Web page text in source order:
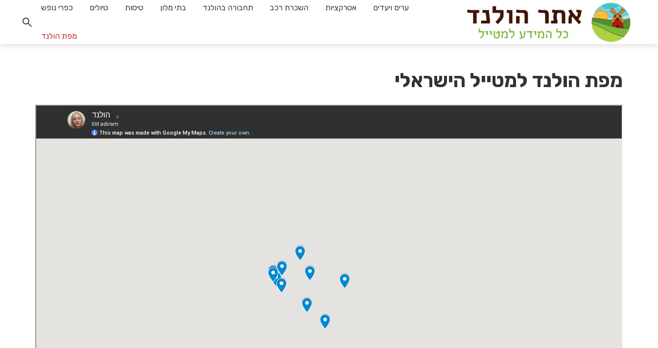
ערים ויעדים אטרקציות השכרת רכב תחבורה בהולנד בתי מלון טיסות טיולים כפרי נופש
מפת הולנד
מפת הולנד למטייל הישראלי